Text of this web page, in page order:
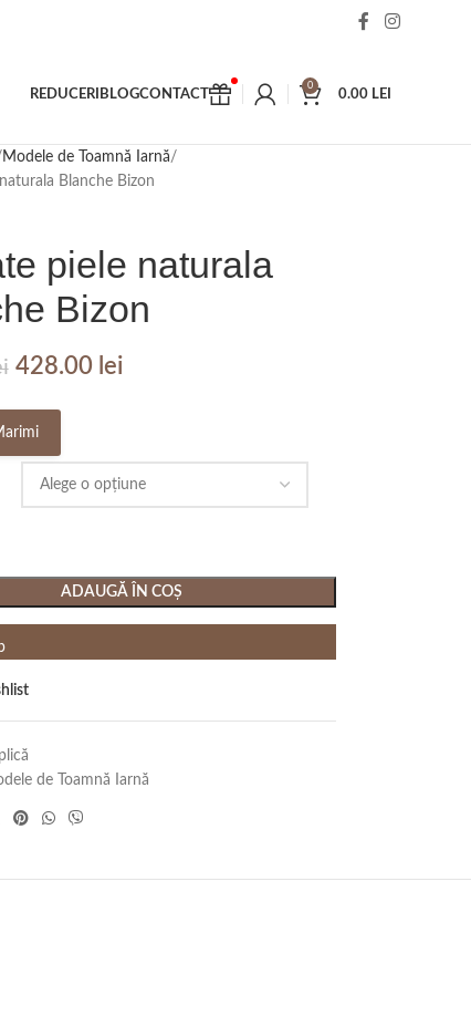
REDUCERI BLOGCONTACT
0
0.00 LEI
Modele de Toamnă Iarnă
Blanche Bizon
piele naturala
Bizon
428.00 lei
ADAUGĂ ÎN COȘ
de Toamnă Iarnă